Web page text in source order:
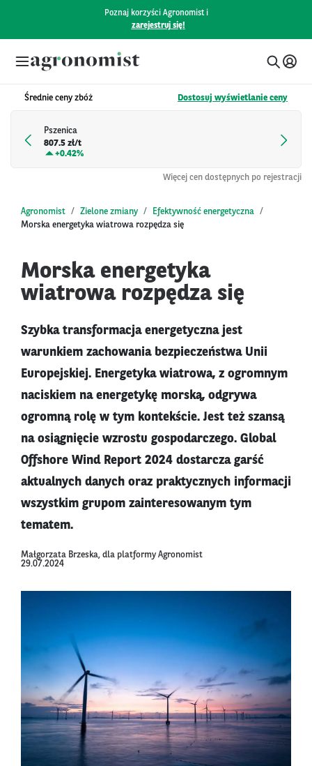
Poznaj korzyści Agronomist i
zarejestruj się!
Średnie ceny zbóż Dostosuj wyświetlanie ceny
Pszenica
807.5 zł/t
+0.42%
Więcej cen dostępnych po rejestracji
Agronomist Zielone zmiany
Efektywność energetyczna
Morska energetyka wiatrowa rozpędza się
Morska energetyka
wiatrowa rozpędza się
Szybka transformacja energetyczna jest
warunkiem zachowania bezpieczeństwa Unii
Europejskiej. Energetyka wiatrowa, z ogromnym
naciskiem na energetykę morską, odgrywa
ogromną rolę w tym kontekście. Jest też szansą
na osiągnięcie wzrostu gospodarczego. Global
Offshore Wind Report 2024 dostarcza garść
aktualnych danych oraz praktycznych informacji
wszystkim grupom zainteresowanym tym
tematem.
Małgorzata Brzeska, dla platformy Agronomist
29.07.2024